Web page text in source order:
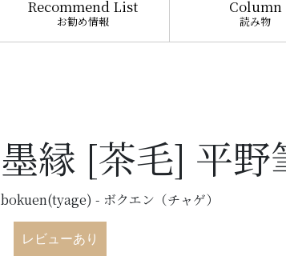
Recommend List
お勧め情報
Column
読み物
墨縁 [茶毛] 平野
bokuen(tyage) - ボクエン（チャゲ）
レビューあり